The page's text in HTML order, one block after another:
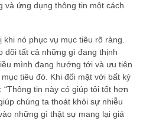
và ứng dụng thông tin một cách
nó phục vụ mục tiêu rõ ràng.
dõi tất cả những gì đang thịnh
mình đang hướng tới và ưu tiên
tiêu đó. Khi đối mặt với bất kỳ
tin này có giúp tôi tốt hơn
chúng ta thoát khỏi sự nhiễu
những gì thật sự mang lại giá